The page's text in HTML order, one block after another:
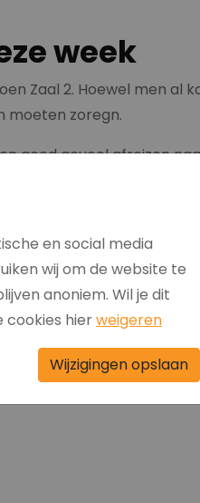
week
Zaal 2. Hoewel men al
moeten zoregn.
goed gevoel afreizen
weer afzeggen....
onder de riem te steken
en social media
wij om de website te
anoniem. Wil je dit
cookies hierweigeren
Wijzigingen opslaan